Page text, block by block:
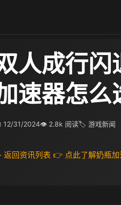
人成行闪
速器怎么
12/31/2024👁 2.8k 阅读🏷 游戏新闻
返回资讯列表 👉 点此了解奶瓶